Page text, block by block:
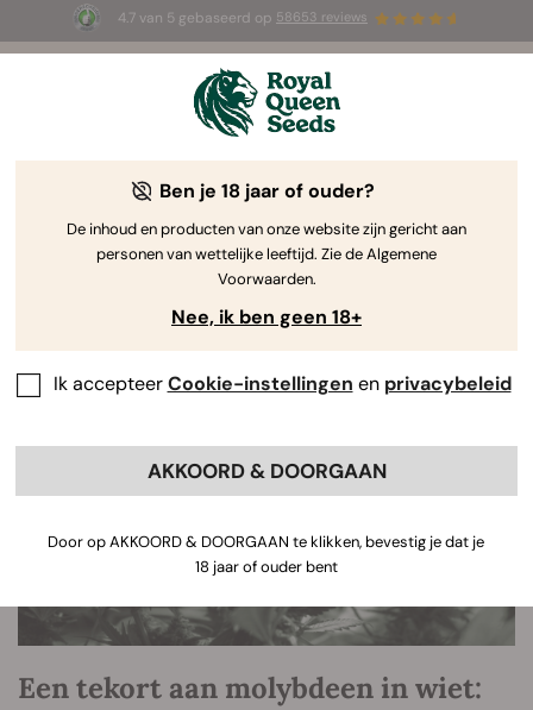
4.7 van 5 gebaseerd op 58653 reviews
1+1 GRATIS- Tijdelijke aanbieding
3d 10h 6m 17s
The RQS Blog
Cannabis Lifestyle Blogs
Een tekort aan molybdeen in wiet:
Ben je 18 jaar of ouder?
De inhoud en producten van onze website zijn gericht aan
personen van wettelijke leeftijd. Zie de Algemene
Voorwaarden.
Nee, ik ben geen 18+
Ik accepteerCookie-instellingen en privacybeleid
AKKOORD & DOORGAAN
Door op AKKOORD & DOORGAAN te klikken, bevestig je dat je
18 jaar of ouder bent